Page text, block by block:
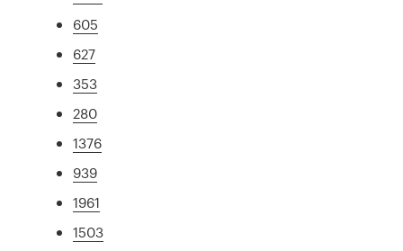
605
627
353
280
1376
939
1961
1503